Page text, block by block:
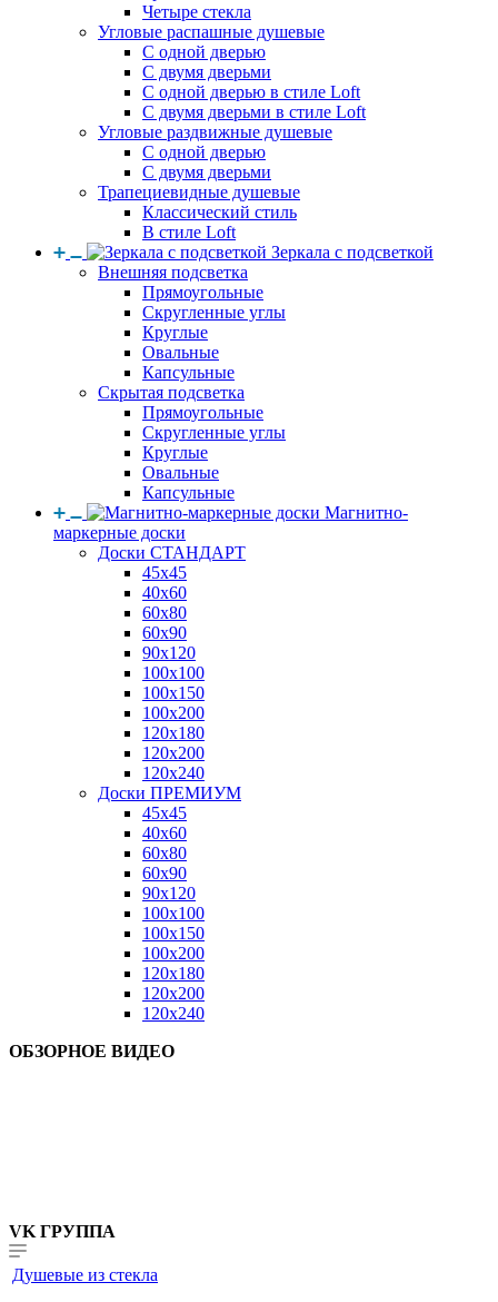
Четыре стекла
Угловые распашные душевые
С одной дверью
С двумя дверьми
С одной дверью в стиле Loft
С двумя дверьми в стиле Loft
Угловые раздвижные душевые
С одной дверью
С двумя дверьми
Трапециевидные душевые
Классический стиль
В стиле Loft
Зеркала с подсветкой
Внешняя подсветка
Прямоугольные
Скругленные углы
Круглые
Овальные
Капсульные
Скрытая подсветка
Прямоугольные
Скругленные углы
Круглые
Овальные
Капсульные
Магнитно-
маркерные доски
Доски СТАНДАРТ
45x45
40x60
60x80
60x90
90x120
100x100
100x150
100x200
120x180
120x200
120x240
Доски ПРЕМИУМ
45x45
40x60
60x80
60x90
90x120
100x100
100x150
100x200
120x180
120x200
120x240
ОБЗОРНОЕ ВИДЕО
VK ГРУППА
Душевые из стекла